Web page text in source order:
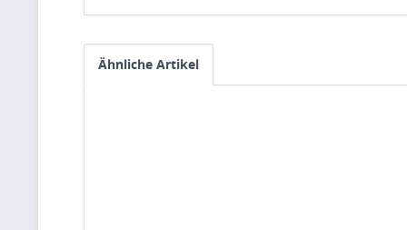
Ähnliche Artikel